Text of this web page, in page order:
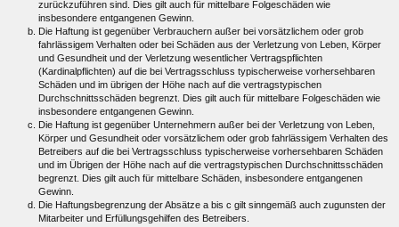
zurückzuführen sind. Dies gilt auch für mittelbare Folgeschäden wie
insbesondere entgangenen Gewinn.
Die Haftung ist gegenüber Verbrauchern außer bei vorsätzlichem oder grob
fahrlässigem Verhalten oder bei Schäden aus der Verletzung von Leben, Körper
und Gesundheit und der Verletzung wesentlicher Vertragspflichten
(Kardinalpflichten) auf die bei Vertragsschluss typischerweise vorhersehbaren
Schäden und im übrigen der Höhe nach auf die vertragstypischen
Durchschnittsschäden begrenzt. Dies gilt auch für mittelbare Folgeschäden wie
insbesondere entgangenen Gewinn.
Die Haftung ist gegenüber Unternehmern außer bei der Verletzung von Leben,
Körper und Gesundheit oder vorsätzlichem oder grob fahrlässigem Verhalten des
Betreibers auf die bei Vertragsschluss typischerweise vorhersehbaren Schäden
und im Übrigen der Höhe nach auf die vertragstypischen Durchschnittsschäden
begrenzt. Dies gilt auch für mittelbare Schäden, insbesondere entgangenen
Gewinn.
Die Haftungsbegrenzung der Absätze a bis c gilt sinngemäß auch zugunsten der
Mitarbeiter und Erfüllungsgehilfen des Betreibers.